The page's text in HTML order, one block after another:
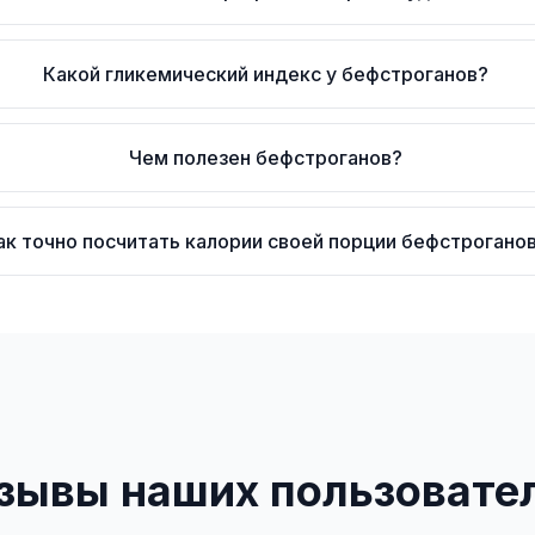
Какой гликемический индекс у бефстроганов?
Чем полезен бефстроганов?
точно посчитать калории своей порции
наших